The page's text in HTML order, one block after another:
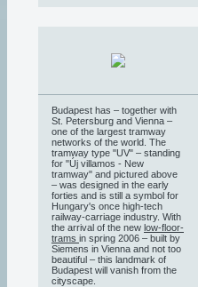
Budapest has – together with
St. Petersburg and Vienna –
one of the largest tramway
networks of the world. The
tramway type "UV" – standing
for "Új villamos - New
tramway" and pictured above
– was designed in the early
forties and is still a symbol for
Hungary's once high-tech
railway-carriage industry. With
the arrival of the new low-floor-
trams in spring 2006 – built by
Siemens in Vienna and not too
beautiful – this landmark of
Budapest will vanish from the
cityscape.